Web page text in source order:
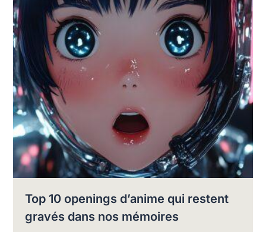
Top 10 openings d’anime qui restent
gravés dans nos mémoires